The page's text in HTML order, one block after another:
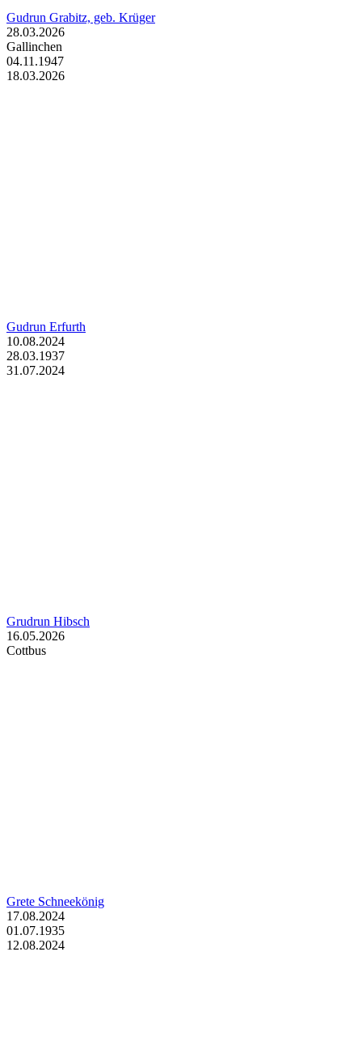
Gudrun Grabitz, geb. Krüger
28.03.2026
Gallinchen
04.11.1947
18.03.2026
Gudrun Erfurth
10.08.2024
28.03.1937
31.07.2024
Grudrun Hibsch
16.05.2026
Cottbus
Grete Schneekönig
17.08.2024
01.07.1935
12.08.2024